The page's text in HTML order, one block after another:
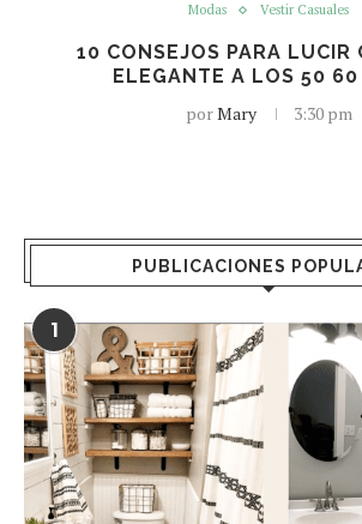
Modas Vestir Casuales
10 CONSEJOS PARA LUCIR
ELEGANTE A LOS 50 60
porMary 3:30 pm
PUBLICACIONES
1